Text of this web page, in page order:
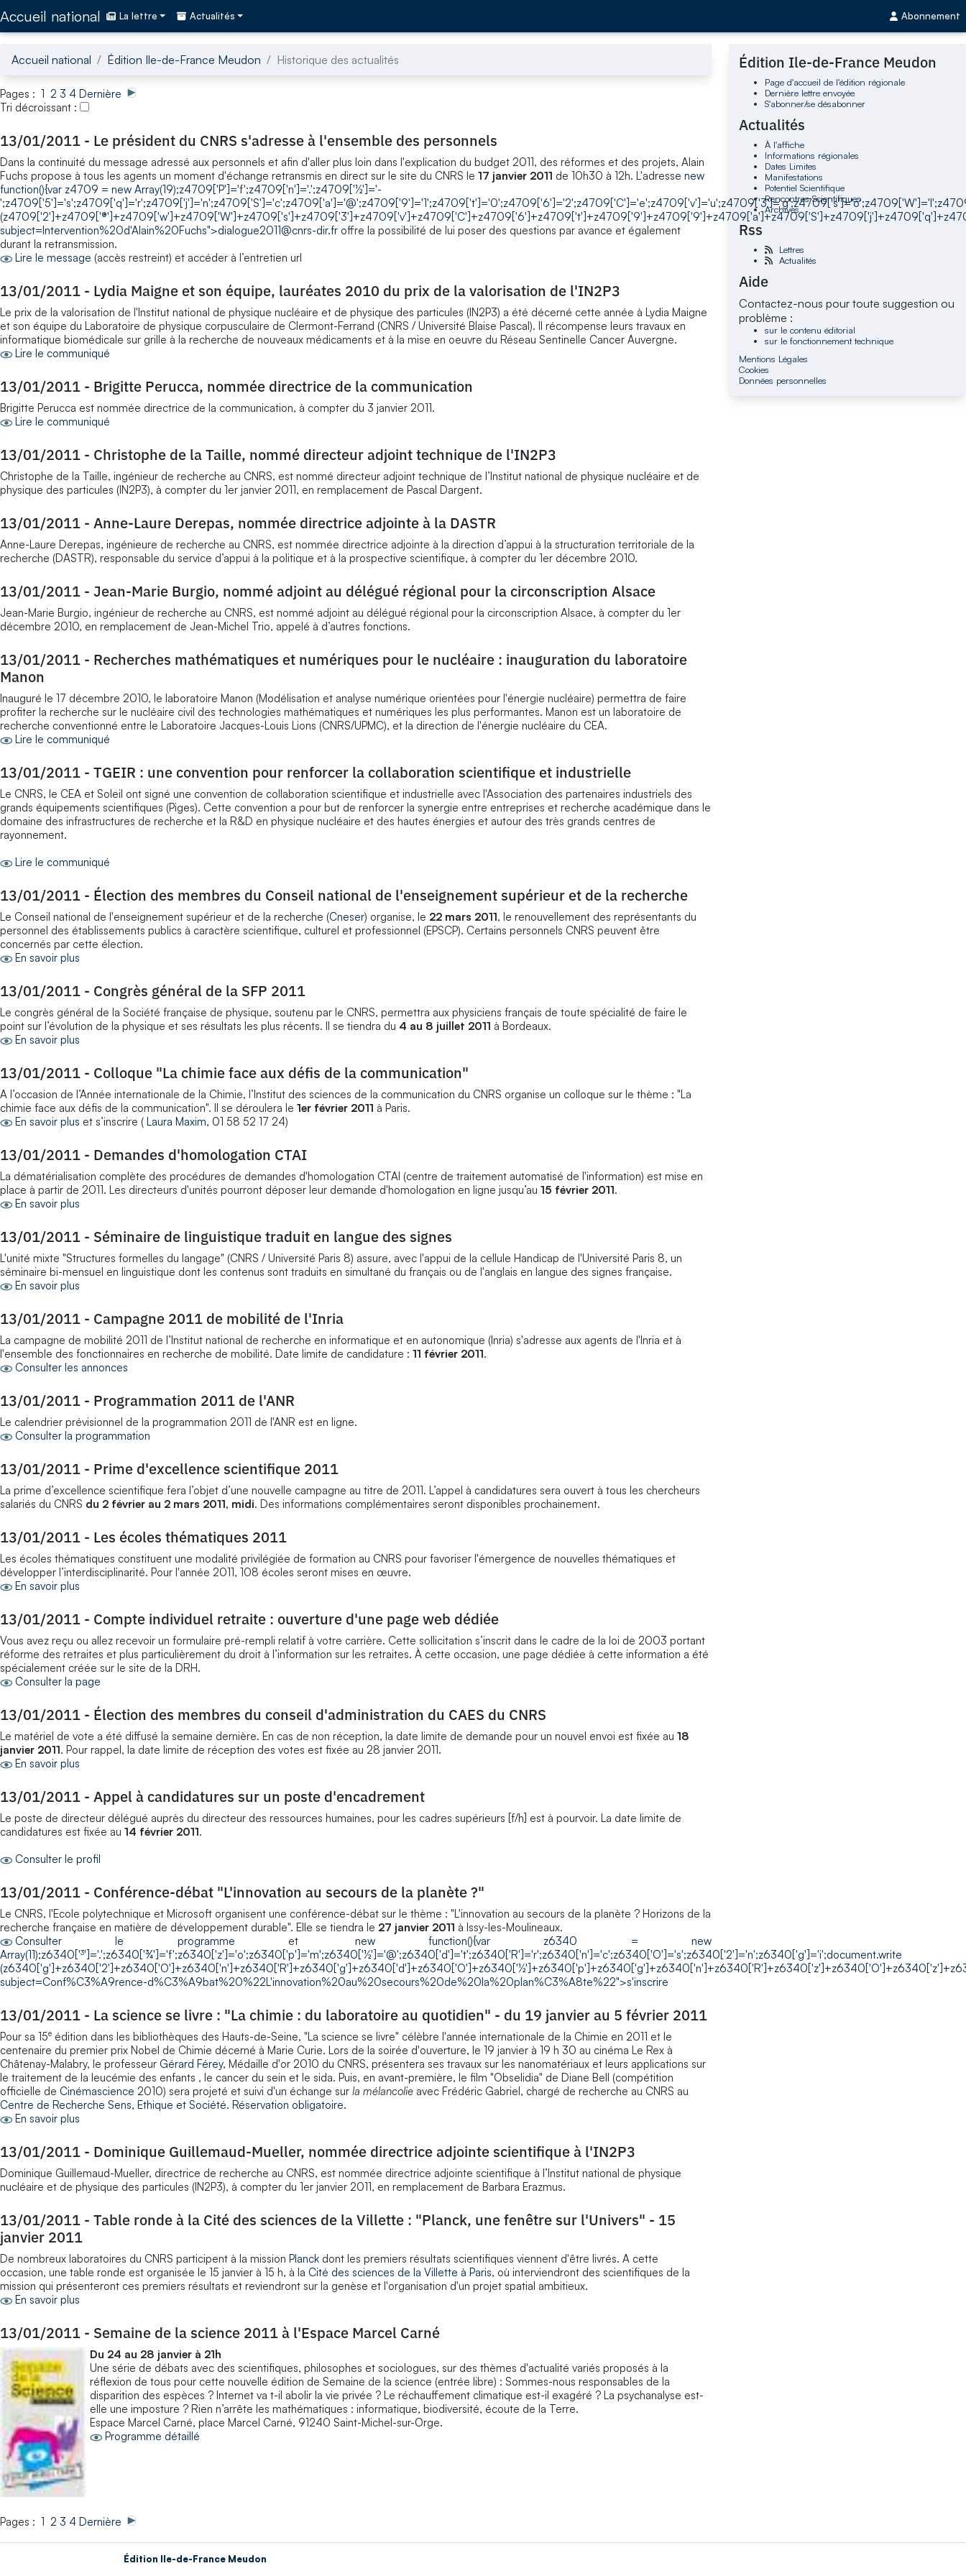
Accueil national La lettre Actualités Abonnement
Accueil national Édition Ile-de-France Meudon Historique des actualités
Pages : 1 2 3 4 Dernière
Tri décroissant :
13/01/2011 - Le président du CNRS s'adresse à l'ensemble des personnels
Dans la continuité du message adressé aux personnels et afin d'aller plus loin dans l'explication du budget 2011, des réformes et des projets, Alain
Fuchs propose à tous les agents un moment d'échange retransmis en direct sur le site du CNRS le 17 janvier 2011 de 10h30 à 12h. L'adresse new
function(){var z4709 = new Array(19);z4709['P']='f';z4709['n']='.';z4709['½']='-
subject=Intervention%20d'Alain%20Fuchs">dialogue2011@cnrs-dir.fr offre la possibilité de lui poser des questions par avance et également
durant la retransmission.
Lire le message (accès restreint) et accéder à l’entretien url
13/01/2011 - Lydia Maigne et son équipe, lauréates 2010 du prix de la valorisation de l'IN2P3
Le prix de la valorisation de l'Institut national de physique nucléaire et de physique des particules (IN2P3) a été décerné cette année à Lydia Maigne
et son équipe du Laboratoire de physique corpusculaire de Clermont-Ferrand (CNRS / Université Blaise Pascal). Il récompense leurs travaux en
informatique biomédicale sur grille à la recherche de nouveaux médicaments et à la mise en oeuvre du Réseau Sentinelle Cancer Auvergne.
Lire le communiqué
13/01/2011 - Brigitte Perucca, nommée directrice de la communication
Brigitte Perucca est nommée directrice de la communication, à compter du 3 janvier 2011.
Lire le communiqué
13/01/2011 - Christophe de la Taille, nommé directeur adjoint technique de l'IN2P3
Christophe de la Taille, ingénieur de recherche au CNRS, est nommé directeur adjoint technique de l’Institut national de physique nucléaire et de
physique des particules (IN2P3), à compter du 1er janvier 2011, en remplacement de Pascal Dargent.
13/01/2011 - Anne-Laure Derepas, nommée directrice adjointe à la DASTR
Anne-Laure Derepas, ingénieure de recherche au CNRS, est nommée directrice adjointe à la direction d’appui à la structuration territoriale de la
recherche (DASTR), responsable du service d’appui à la politique et à la prospective scientifique, à compter du 1er décembre 2010.
13/01/2011 - Jean-Marie Burgio, nommé adjoint au délégué régional pour la circonscription Alsace
Jean-Marie Burgio, ingénieur de recherche au CNRS, est nommé adjoint au délégué régional pour la circonscription Alsace, à compter du 1er
décembre 2010, en remplacement de Jean-Michel Trio, appelé à d’autres fonctions.
13/01/2011 - Recherches mathématiques et numériques pour le nucléaire : inauguration du laboratoire
Manon
Inauguré le 17 décembre 2010, le laboratoire Manon (Modélisation et analyse numérique orientées pour l'énergie nucléaire) permettra de faire
profiter la recherche sur le nucléaire civil des technologies mathématiques et numériques les plus performantes. Manon est un laboratoire de
recherche conventionné entre le Laboratoire Jacques-Louis Lions (CNRS/UPMC), et la direction de l'énergie nucléaire du CEA.
Lire le communiqué
13/01/2011 - TGEIR : une convention pour renforcer la collaboration scientifique et industrielle
Le CNRS, le CEA et Soleil ont signé une convention de collaboration scientifique et industrielle avec l'Association des partenaires industriels des
grands équipements scientifiques (Piges). Cette convention a pour but de renforcer la synergie entre entreprises et recherche académique dans le
domaine des infrastructures de recherche et la R&D en physique nucléaire et des hautes énergies et autour des très grands centres de
rayonnement.
Lire le communiqué
13/01/2011 - Élection des membres du Conseil national de l'enseignement supérieur et de la recherche
Le Conseil national de l'enseignement supérieur et de la recherche (Cneser) organise, le 22 mars 2011, le renouvellement des représentants du
personnel des établissements publics à caractère scientifique, culturel et professionnel (EPSCP). Certains personnels CNRS peuvent être
concernés par cette élection.
En savoir plus
13/01/2011 - Congrès général de la SFP 2011
Le congrès général de la Société française de physique, soutenu par le CNRS, permettra aux physiciens français de toute spécialité de faire le
point sur l’évolution de la physique et ses résultats les plus récents. Il se tiendra du 4 au 8 juillet 2011 à Bordeaux.
En savoir plus
13/01/2011 - Colloque "La chimie face aux défis de la communication"
A l’occasion de l’Année internationale de la Chimie, l’Institut des sciences de la communication du CNRS organise un colloque sur le thème : "La
chimie face aux défis de la communication". Il se déroulera le 1er février 2011 à Paris.
En savoir plus et s’inscrire ( Laura Maxim, 01 58 52 17 24)
13/01/2011 - Demandes d'homologation CTAI
La dématérialisation complète des procédures de demandes d'homologation CTAI (centre de traitement automatisé de l'information) est mise en
place à partir de 2011. Les directeurs d'unités pourront déposer leur demande d'homologation en ligne jusqu’au 15 février 2011.
En savoir plus
13/01/2011 - Séminaire de linguistique traduit en langue des signes
L'unité mixte "Structures formelles du langage" (CNRS / Université Paris 8) assure, avec l'appui de la cellule Handicap de l'Université Paris 8, un
séminaire bi-mensuel en linguistique dont les contenus sont traduits en simultané du français ou de l'anglais en langue des signes française.
En savoir plus
13/01/2011 - Campagne 2011 de mobilité de l'Inria
La campagne de mobilité 2011 de l’Institut national de recherche en informatique et en autonomique (Inria) s'adresse aux agents de l'Inria et à
l'ensemble des fonctionnaires en recherche de mobilité. Date limite de candidature : 11 février 2011.
Consulter les annonces
13/01/2011 - Programmation 2011 de l'ANR
Le calendrier prévisionnel de la programmation 2011 de l'ANR est en ligne.
Consulter la programmation
13/01/2011 - Prime d'excellence scientifique 2011
La prime d’excellence scientifique fera l’objet d’une nouvelle campagne au titre de 2011. L’appel à candidatures sera ouvert à tous les chercheurs
salariés du CNRS du 2 février au 2 mars 2011, midi. Des informations complémentaires seront disponibles prochainement.
13/01/2011 - Les écoles thématiques 2011
Les écoles thématiques constituent une modalité privilégiée de formation au CNRS pour favoriser l'émergence de nouvelles thématiques et
développer l’interdisciplinarité. Pour l'année 2011, 108 écoles seront mises en œuvre.
En savoir plus
13/01/2011 - Compte individuel retraite : ouverture d'une page web dédiée
Vous avez reçu ou allez recevoir un formulaire pré-rempli relatif à votre carrière. Cette sollicitation s’inscrit dans le cadre de la loi de 2003 portant
réforme des retraites et plus particulièrement du droit à l’information sur les retraites. À cette occasion, une page dédiée à cette information a été
spécialement créée sur le site de la DRH.
Consulter la page
13/01/2011 - Élection des membres du conseil d'administration du CAES du CNRS
Le matériel de vote a été diffusé la semaine dernière. En cas de non réception, la date limite de demande pour un nouvel envoi est fixée au 18
janvier 2011. Pour rappel, la date limite de réception des votes est fixée au 28 janvier 2011.
En savoir plus
13/01/2011 - Appel à candidatures sur un poste d'encadrement
Le poste de directeur délégué auprès du directeur des ressources humaines, pour les cadres supérieurs [f/h] est à pourvoir. La date limite de
candidatures est fixée au 14 février 2011.
Consulter le profil
13/01/2011 - Conférence-débat "L'innovation au secours de la planète ?"
Le CNRS, l'Ecole polytechnique et Microsoft organisent une conférence-débat sur le thème : "L'innovation au secours de la planète ? Horizons de la
recherche française en matière de développement durable". Elle se tiendra le 27 janvier 2011 à Issy-les-Moulineaux.
Consulter le programme et
new function(){var z6340 = new
Array(11);z6340['³']='.';z6340['¾']='f';z6340['z']='o';z6340['p']='m';z6340['½']='@';z6340['d']='t';z6340['R']='r';z6340['n']='c';z6340['O']='s';z6340['2']='n';z6340['g']='i';document.write
subject=Conf%C3%A9rence-d%C3%A9bat%20%22L'innovation%20au%20secours%20de%20la%20plan%C3%A8te%22">s'inscrire
13/01/2011 - La science se livre : "La chimie : du laboratoire au quotidien" - du 19 janvier au 5 février 2011
Pour sa 15e édition dans les bibliothèques des Hauts-de-Seine, "La science se livre" célèbre l'année internationale de la Chimie en 2011 et le
centenaire du premier prix Nobel de Chimie décerné à Marie Curie. Lors de la soirée d'ouverture, le 19 janvier à 19 h 30 au cinéma Le Rex à
Châtenay-Malabry, le professeur Gérard Férey, Médaille d'or 2010 du CNRS, présentera ses travaux sur les nanomatériaux et leurs applications sur
le traitement de la leucémie des enfants , le cancer du sein et le sida. Puis, en avant-première, le film "Obselidia" de Diane Bell (compétition
officielle de Cinémascience 2010) sera projeté et suivi d'un échange sur la mélancolie avec Frédéric Gabriel, chargé de recherche au CNRS au
Centre de Recherche Sens, Ethique et Société. Réservation obligatoire.
En savoir plus
13/01/2011 - Dominique Guillemaud-Mueller, nommée directrice adjointe scientifique à l'IN2P3
Dominique Guillemaud-Mueller, directrice de recherche au CNRS, est nommée directrice adjointe scientifique à l’Institut national de physique
nucléaire et de physique des particules (IN2P3), à compter du 1er janvier 2011, en remplacement de Barbara Erazmus.
13/01/2011 - Table ronde à la Cité des sciences de la Villette : "Planck, une fenêtre sur l'Univers" - 15
janvier 2011
De nombreux laboratoires du CNRS participent à la mission Planck dont les premiers résultats scientifiques viennent d'être livrés. A cette
occasion, une table ronde est organisée le 15 janvier à 15 h, à la Cité des sciences de la Villette à Paris, où interviendront des scientifiques de la
mission qui présenteront ces premiers résultats et reviendront sur la genèse et l'organisation d'un projet spatial ambitieux.
En savoir plus
13/01/2011 - Semaine de la science 2011 à l'Espace Marcel Carné
Du 24 au 28 janvier à 21h
Une série de débats avec des scientifiques, philosophes et sociologues, sur des thèmes d'actualité variés proposés à la
réflexion de tous pour cette nouvelle édition de Semaine de la science (entrée libre) : Sommes-nous responsables de la
disparition des espèces ? Internet va t-il abolir la vie privée ? Le réchauffement climatique est-il exagéré ? La psychanalyse est-
elle une imposture ? Rien n’arrête les mathématiques : informatique, biodiversité, écoute de la Terre.
Espace Marcel Carné, place Marcel Carné, 91240 Saint-Michel-sur-Orge.
Programme détaillé
Pages : 1 2 3 4 Dernière
Édition Ile-de-France Meudon
Page d'accueil de l'édition régionale
Dernière lettre envoyée
S'abonner/se désabonner
Actualités
À l'affiche
Informations régionales
Dates Limites
Manifestations
Potentiel Scientifique
Rencontres Scientifiques
Archives
Rss
Lettres
Actualités
Aide
Contactez-nous pour toute suggestion ou
problème :
sur le contenu éditorial
sur le fonctionnement technique
Mentions Légales
Cookies
Données personnelles
Édition Ile-de-France Meudon